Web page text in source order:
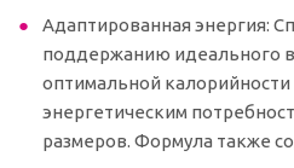
Адаптированная энергия:
поддержанию идеального
оптимальной
энергетическим
размеров. Формула также